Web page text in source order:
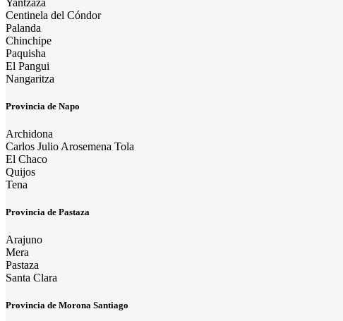
Centinela del Cóndor
Palanda
Chinchipe
Paquisha
El Pangui
Nangaritza
Provincia de Napo
Archidona
Carlos Julio Arosemena Tola
El Chaco
Quijos
Tena
Provincia de Pastaza
Arajuno
Mera
Pastaza
Santa Clara
Provincia de Morona Santiago